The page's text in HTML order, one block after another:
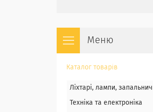
Каталог товарів
Ліхтарі, лампи,
Техніка та електроніка